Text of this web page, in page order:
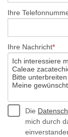
Ihre
Ihre Nachricht
Die
mich durch